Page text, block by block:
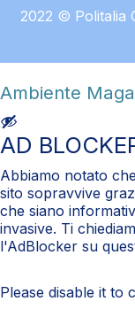
2022 © Politalia
Ambiente
AD
Abbiamo notato
sito sopravvive
che siano
invasive. Ti
l'AdBlocker su
Please disable it to